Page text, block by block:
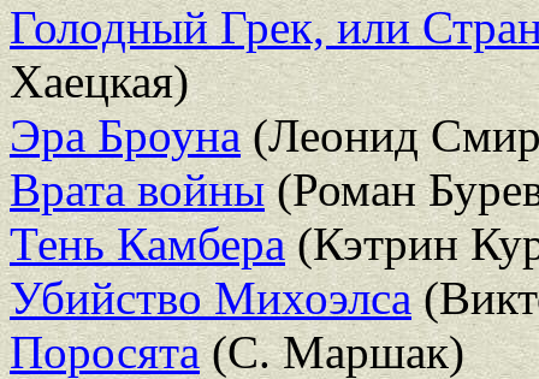
Голодный Грек, или
Хаецкая)
Эра Броуна(Леонид
Врата войны(Роман
Тень Камбера(Кэтрин
Убийство Михоэлса
Поросята(С. Маршак)